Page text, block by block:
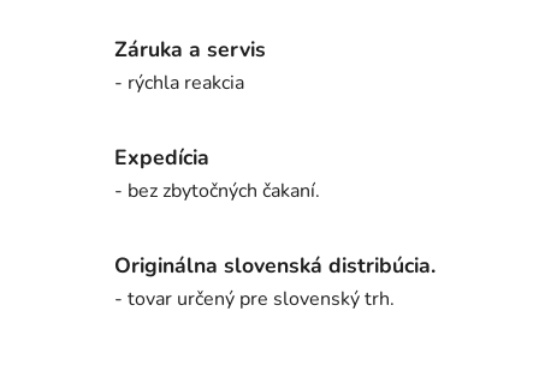
Záruka a servis
- rýchla reakcia
Expedícia
- bez zbytočných čakaní.
Originálna slovenská distribúcia.
- tovar určený pre slovenský trh.